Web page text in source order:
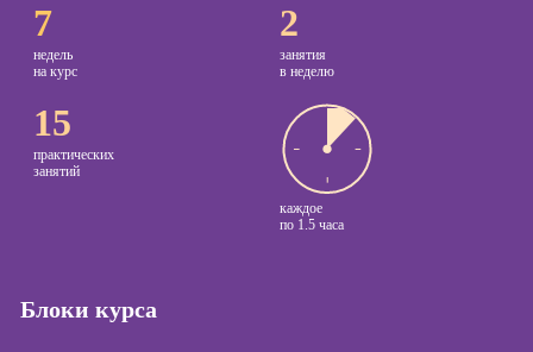
7
недель
на курс
2
занятия
в неделю
15
практических
занятий
каждое
по 1.5 часа
Блоки курса